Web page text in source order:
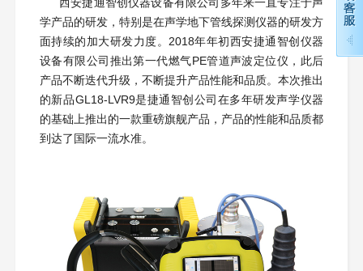
学产品的研发，特别是在声学地下管线探测仪器的研发方
面持续的加大研发力度。2018年年初西安捷通智创仪器
设备有限公司推出第一代燃气PE管道声波定位仪，此后
产品不断迭代升级，不断提升产品性能和品质。本次推出
的新品GL18-LVR9是捷通智创公司在多年研发声学仪器
的基础上推出的一款重磅旗舰产品，产品的性能和品质都
到达了国际一流水准。